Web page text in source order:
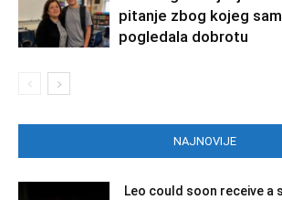
pitanje zbog kojeg
pogledala dobrotu
NAJNOVIJE
Leo could soon receive a